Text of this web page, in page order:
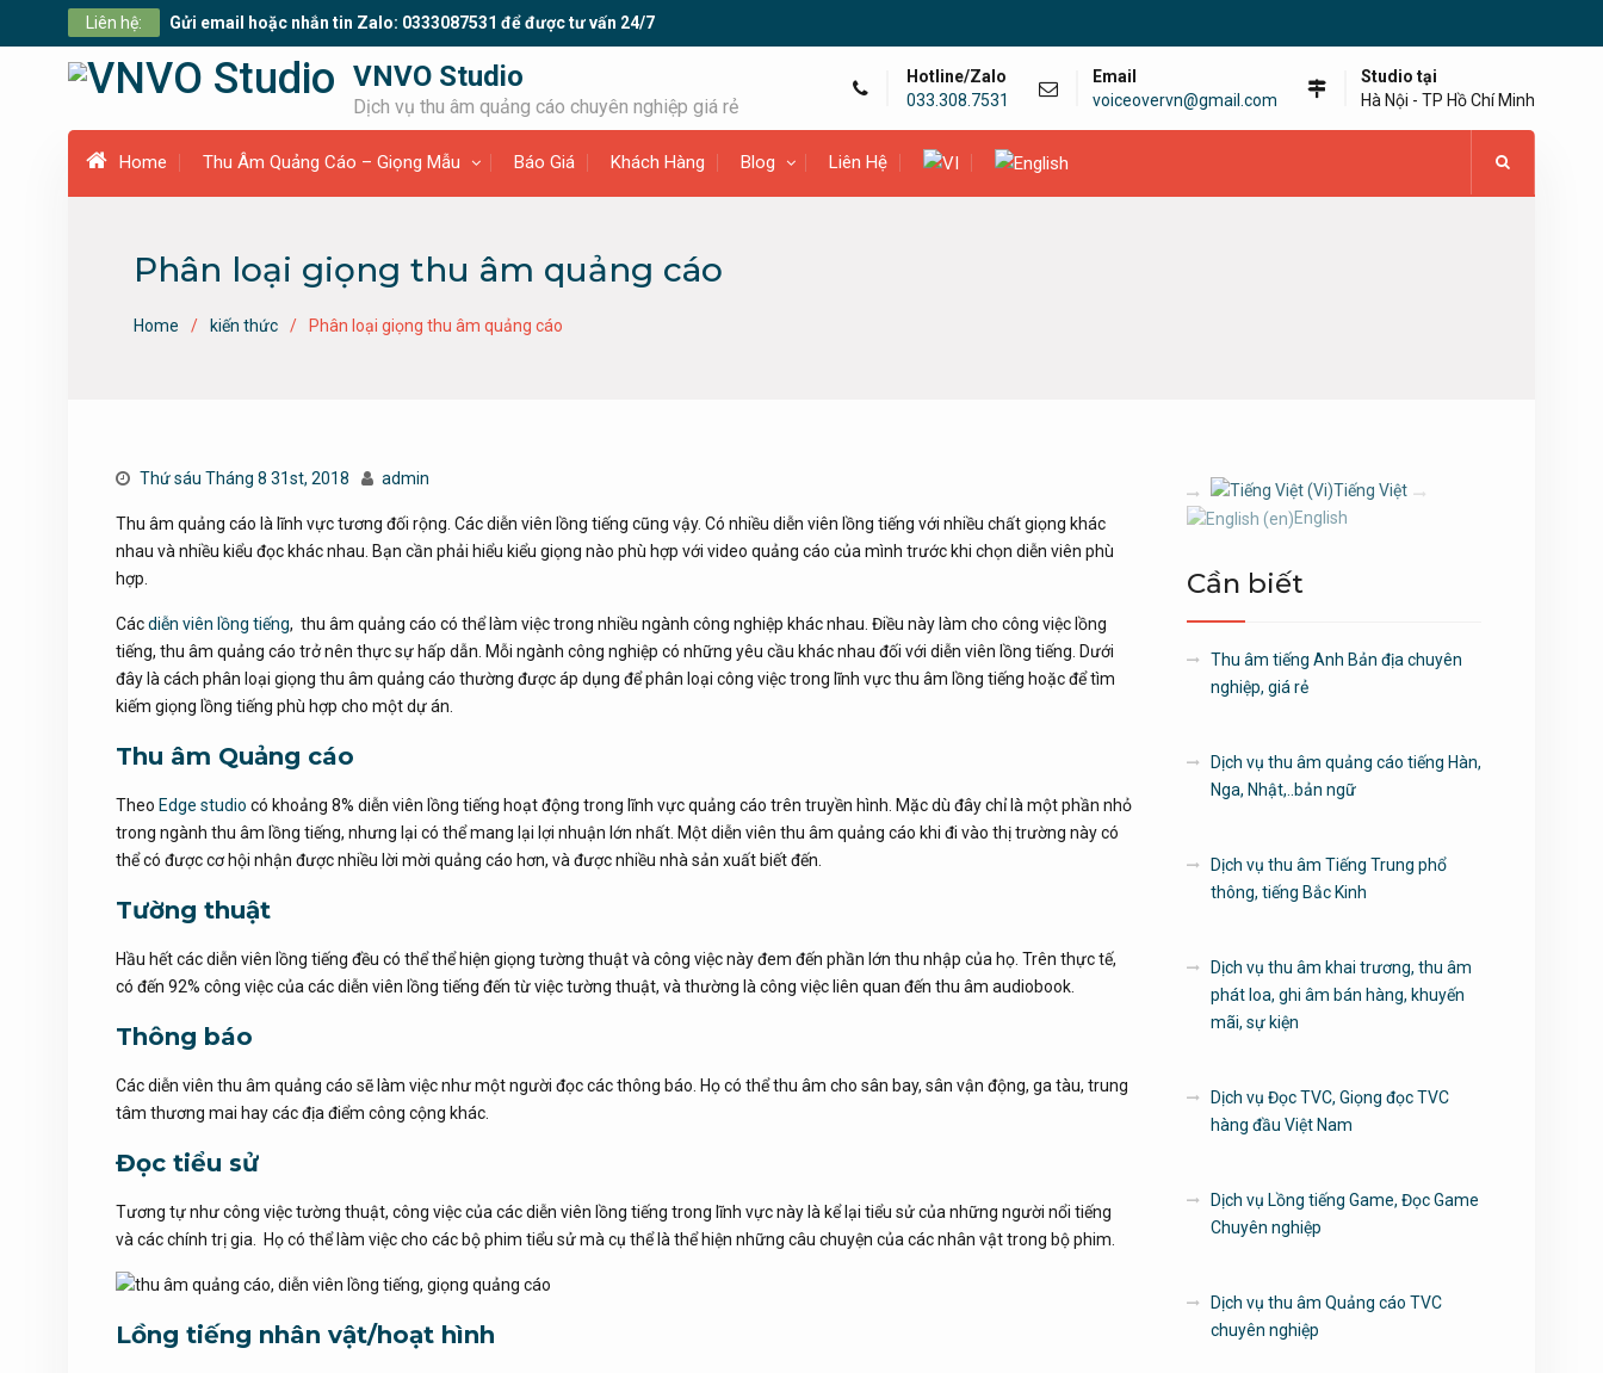
Liên hệ: Gửi email hoặc nhắn tin Zalo: 0333087531 để được tư vấn 24/7
VNVO Studio
Dịch vụ thu âm quảng cáo chuyên nghiệp giá rẻ
Hotline/Zalo
033.308.7531
Email
voiceovervn@gmail.com
Studio tại
Hà Nội - TP Hồ Chí Minh
Home Thu Âm Quảng Cáo – Giọng Mẫu Báo Giá Khách Hàng Blog Liên Hệ
Phân loại giọng thu âm quảng cáo
Home kiến thức Phân loại giọng thu âm quảng cáo
Thứ sáu Tháng 8 31st, 2018 admin
Thu âm quảng cáo là lĩnh vực tương đối rộng. Các diễn viên lồng tiếng cũng vậy. Có nhiều diễn viên lồng tiếng với nhiều chất giọng khác
nhau và nhiều kiểu đọc khác nhau. Bạn cần phải hiểu kiểu giọng nào phù hợp với video quảng cáo của mình trước khi chọn diễn viên phù
hợp.
Cácdiễn viên lồng tiếng, thu âm quảng cáo có thể làm việc trong nhiều ngành công nghiệp khác nhau. Điều này làm cho công việc lồng
tiếng, thu âm quảng cáo trở nên thực sự hấp dẫn. Mỗi ngành công nghiệp có những yêu cầu khác nhau đối với diễn viên lồng tiếng. Dưới
đây là cách phân loại giọng thu âm quảng cáo thường được áp dụng để phân loại công việc trong lĩnh vực thu âm lồng tiếng hoặc để tìm
kiếm giọng lồng tiếng phù hợp cho một dự án.
Thu âm Quảng cáo
Theo Edge studio có khoảng 8% diễn viên lồng tiếng hoạt động trong lĩnh vực quảng cáo trên truyền hình. Mặc dù đây chỉ là một phần nhỏ
trong ngành thu âm lồng tiếng, nhưng lại có thể mang lại lợi nhuận lớn nhất. Một diễn viên thu âm quảng cáo khi đi vào thị trường này có
thể có được cơ hội nhận được nhiều lời mời quảng cáo hơn, và được nhiều nhà sản xuất biết đến.
Tường thuật
Hầu hết các diễn viên lồng tiếng đều có thể thể hiện giọng tường thuật và công việc này đem đến phần lớn thu nhập của họ. Trên thực tế,
có đến 92% công việc của các diễn viên lồng tiếng đến từ việc tường thuật, và thường là công việc liên quan đến thu âm audiobook.
Thông báo
Các diễn viên thu âm quảng cáo sẽ làm việc như một người đọc các thông báo. Họ có thể thu âm cho sân bay, sân vận động, ga tàu, trung
tâm thương mai hay các địa điểm công cộng khác.
Đọc tiểu sử
Tương tự như công việc tường thuật, công việc của các diễn viên lồng tiếng trong lĩnh vực này là kể lại tiểu sử của những người nổi tiếng
và các chính trị gia. Họ có thể làm việc cho các bộ phim tiểu sử mà cụ thể là thể hiện những câu chuyện của các nhân vật trong bộ phim.
Lồng tiếng nhân vật/hoạt hình
Tiếng Việt
English
Cần biết
Thu âm tiếng Anh Bản địa chuyên
nghiệp, giá rẻ
Dịch vụ thu âm quảng cáo tiếng Hàn,
Nga, Nhật,..bản ngữ
Dịch vụ thu âm Tiếng Trung phổ
thông, tiếng Bắc Kinh
Dịch vụ thu âm khai trương, thu âm
phát loa, ghi âm bán hàng, khuyến
mãi, sự kiện
Dịch vụ Đọc TVC, Giọng đọc TVC
hàng đầu Việt Nam
Dịch vụ Lồng tiếng Game, Đọc Game
Chuyên nghiệp
Dịch vụ thu âm Quảng cáo TVC
chuyên nghiệp